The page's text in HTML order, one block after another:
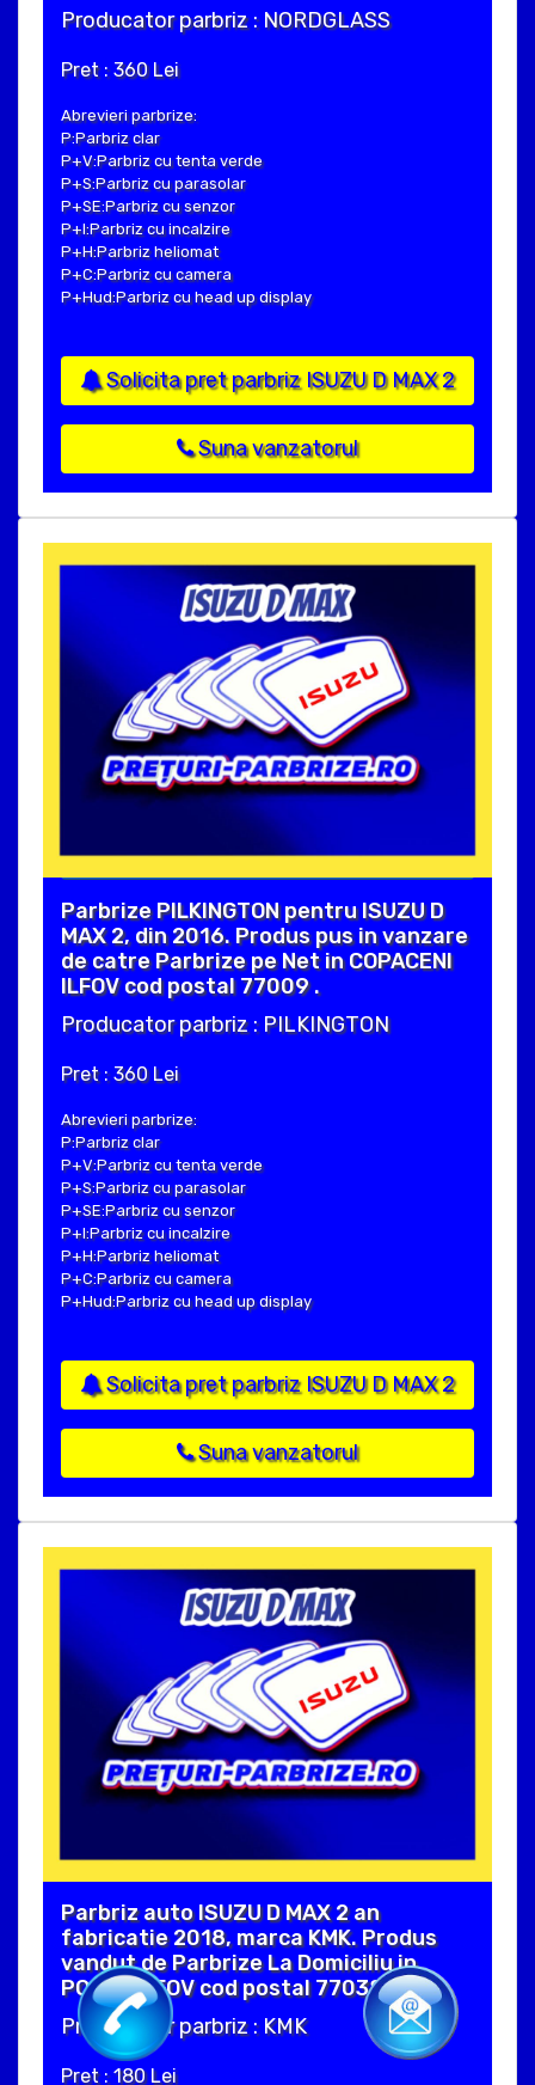
Producator parbriz : NORDGLASS
Pret : 360 Lei
Abrevieri parbrize:
P:Parbriz clar
P+V:Parbriz cu tenta verde
P+S:Parbriz cu parasolar
P+SE:Parbriz cu senzor
P+I:Parbriz cu incalzire
P+H:Parbriz heliomat
P+C:Parbriz cu camera
P+Hud:Parbriz cu head up display
Solicita pret parbriz ISUZU D MAX 2
Suna vanzatorul
Parbrize PILKINGTON pentru ISUZU D
MAX 2, din 2016. Produs pus in vanzare
de catre Parbrize pe Net in COPACENI
ILFOV cod postal 77009 .
Producator parbriz : PILKINGTON
Pret : 360 Lei
Abrevieri parbrize:
P:Parbriz clar
P+V:Parbriz cu tenta verde
P+S:Parbriz cu parasolar
P+SE:Parbriz cu senzor
P+I:Parbriz cu incalzire
P+H:Parbriz heliomat
P+C:Parbriz cu camera
P+Hud:Parbriz cu head up display
Solicita pret parbriz ISUZU D MAX 2
Suna vanzatorul
Parbriz auto ISUZU D MAX 2 an
fabricatie 2018, marca KMK. Produs
vandut de Parbrize La Domiciliu in
POSTA ILFOV cod postal 77038 .
Producator parbriz : KMK
Pret : 180 Lei